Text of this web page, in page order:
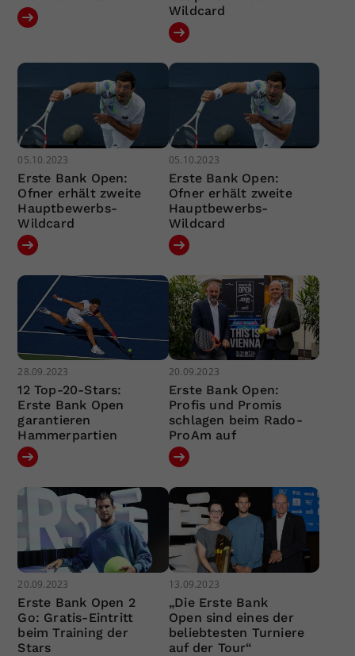
Wildcard
05.10.2023
Erste Bank Open:
Ofner erhält zweite
Hauptbewerbs-
Wildcard
05.10.2023
Erste Bank Open:
Ofner erhält zweite
Hauptbewerbs-
Wildcard
28.09.2023
12 Top-20-Stars:
Erste Bank Open
garantieren
Hammerpartien
20.09.2023
Erste Bank Open:
Profis und Promis
schlagen beim Rado-
ProAm auf
20.09.2023
Erste Bank Open 2
Go: Gratis-Eintritt
beim Training der
Stars
13.09.2023
„Die Erste Bank
Open sind eines der
beliebtesten Turniere
auf der Tour“